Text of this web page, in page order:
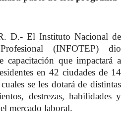
D.- El Instituto Nacional de
(INFOTEP) dio
capacitación que impactará a
en 42 ciudades de 14
se les dotará de distintas
destrezas, habilidades y
mercado laboral.